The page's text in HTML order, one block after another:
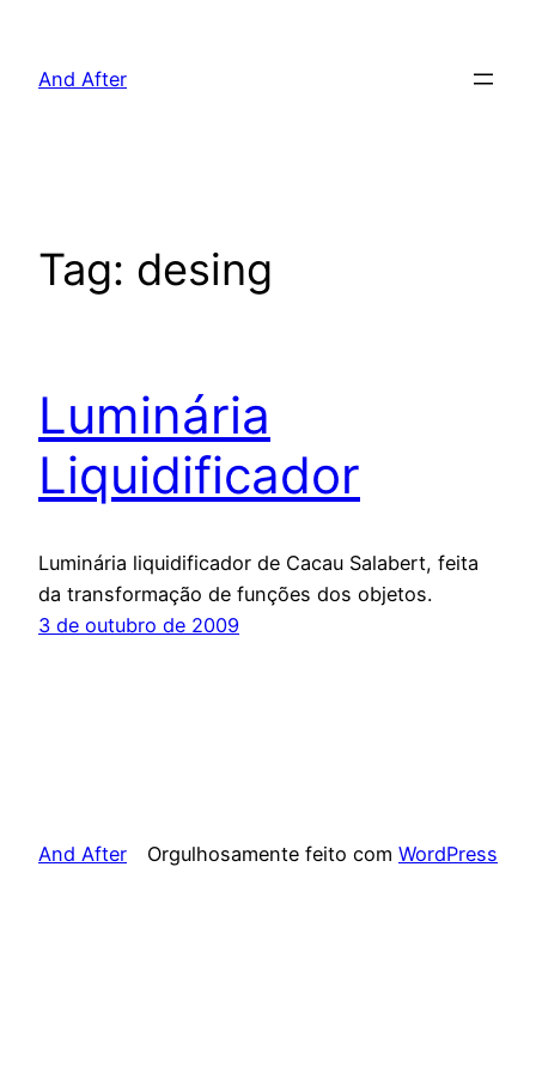
And After
Tag: desing
Luminária
Liquidificador
Luminária liquidificador de Cacau Salabert, feita
da transformação de funções dos objetos.
3 de outubro de 2009
And After Orgulhosamente feito com WordPress